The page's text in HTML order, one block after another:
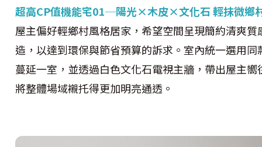
超高CP值機能宅01─陽光×木皮×文化石 輕抹微鄉
屋主偏好輕鄉村風格居家，希望空間呈現簡約清爽
造，以達到環保與節省預算的訴求。室內統一選用
蔓延一室，並透過白色文化石電視主牆，帶出屋主
將整體場域襯托得更加明亮通透。